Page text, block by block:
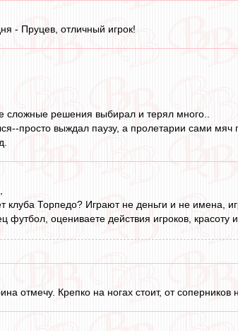
- Пруцев, отличный игрок!
сложные решения выбирал и терял много..
просто выждал паузу, а пролетарии сами мяч
клуба Торпедо? Играют не деньги и не имена,
футбол, оцениваете действия игроков,
отмечу. Крепко на ногах стоит, от соперников